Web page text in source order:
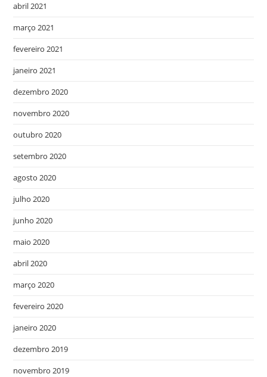
abril 2021
março 2021
fevereiro 2021
janeiro 2021
dezembro 2020
novembro 2020
outubro 2020
setembro 2020
agosto 2020
julho 2020
junho 2020
maio 2020
abril 2020
março 2020
fevereiro 2020
janeiro 2020
dezembro 2019
novembro 2019